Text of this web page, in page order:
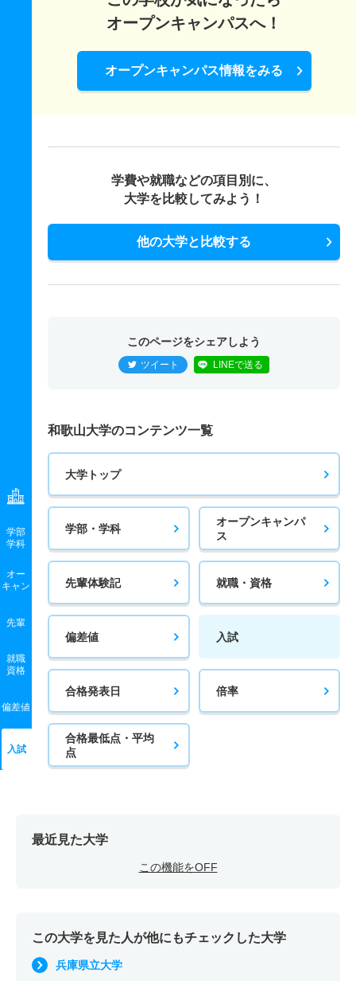
学部
学科
オー
キャン
先輩
就職
資格
偏差値
入試
オープンキャンパスへ！
オープンキャンパス情報をみる
学費や就職などの項目別に、
大学を比較してみよう！
他の大学と比較する
このページをシェアしよう
ツイート LINEで送る
和歌山大学のコンテンツ一覧
大学トップ
学部・学科
オープンキャンパ
ス
先輩体験記 就職・資格
偏差値 入試
合格発表日 倍率
合格最低点・平均
点
最近見た大学
この機能をOFF
この大学を見た人が他にもチェックした大学
兵庫県立大学